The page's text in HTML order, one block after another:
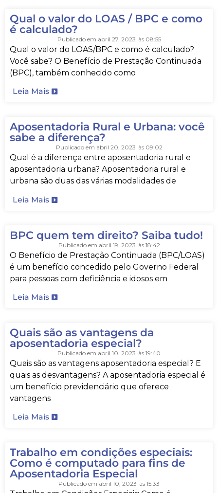
Qual o valor do LOAS / BPC e como
é calculado?
Publicado em abril 27, 2023 às 08:55
Qual o valor do LOAS/BPC e como é calculado?
Você sabe? O Benefício de Prestação Continuada
(BPC), também conhecido como
Leia Mais
Aposentadoria Rural e Urbana: você
sabe a diferença?
Publicado em abril 20, 2023 às 09:02
Qual é a diferença entre aposentadoria rural e
aposentadoria urbana? Aposentadoria rural e
urbana são duas das várias modalidades de
Leia Mais
BPC quem tem direito? Saiba tudo!
Publicado em abril 19, 2023 às 18:42
O Benefício de Prestação Continuada (BPC/LOAS)
é um benefício concedido pelo Governo Federal
para pessoas com deficiência e idosos em
Leia Mais
Quais são as vantagens da
aposentadoria especial?
Publicado em abril 10, 2023 às 19:40
Quais são as vantagens aposentadoria especial? E
quais as desvantagens? A aposentadoria especial é
um benefício previdenciário que oferece
vantagens
Leia Mais
Trabalho em condições especiais:
Como é computado para fins de
Aposentadoria Especial
Publicado em abril 10, 2023 às 15:33